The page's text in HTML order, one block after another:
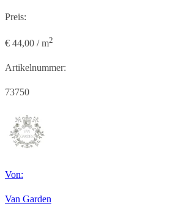
Preis:
€ 44,00 / m2
Artikelnummer:
73750
Von:
Van Garden